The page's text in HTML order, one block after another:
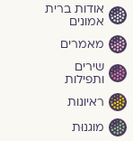
אודות ברית
אמונים
מאמרים
שירים
ותפילות
ראיונות
מוגנוּת